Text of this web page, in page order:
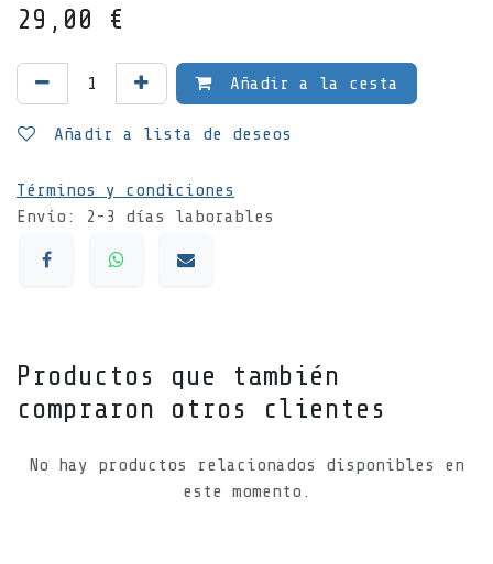
29,00
€
Añadir a la cesta
Añadir a lista de deseos
Términos y condiciones
Envío: 2-3 días laborables
Productos que también
compraron otros clientes
No hay productos relacionados disponibles en
este momento.